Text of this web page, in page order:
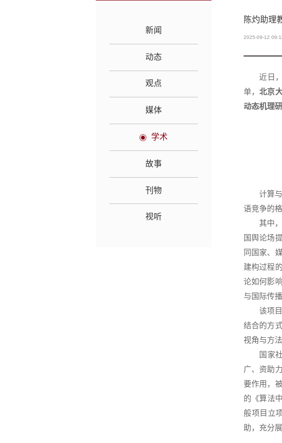
新闻
动态
观点
媒体
学术
故事
刊物
视听
陈灼助理
2025-09-12
近日
单，北京
动态机理
计算
语竞争的
其中
国舆论场
同国家、
建构过程
论如何影
与国际传
该项
结合的方
视角与方法
国家
广、资助
要作用，
的《算法
般项目立
助，充分